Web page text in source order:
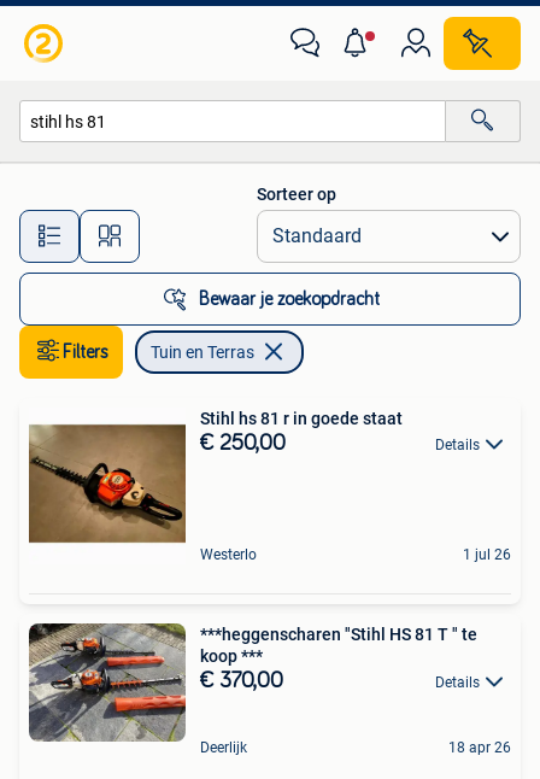
Alle afstanden…
Sorteer op
Bewaar je zoekopdracht
Filters Tuin en Terras
Stihl hs 81 r in goede staat
€ 250,00 Details
Westerlo 1 jul 26
***heggenscharen "Stihl HS 81 T " te
koop ***
€ 370,00 Details
Deerlijk 18 apr 26